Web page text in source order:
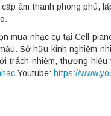
âm thanh phong phú,
mua nhạc cụ tại Cell
Sở hữu kinh nghiệm
trách nhiệm, thương
Youtube: https://